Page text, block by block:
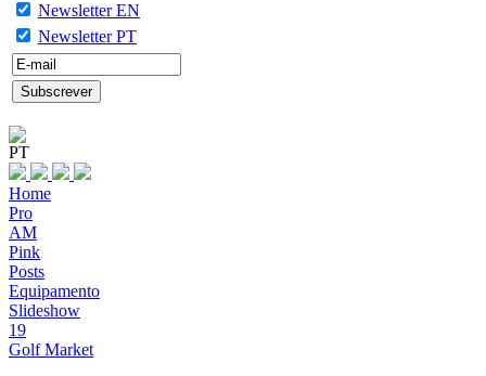
Newsletter EN
Newsletter PT
PT
Home
Pro
AM
Pink
Posts
Equipamento
Slideshow
19
Golf Market